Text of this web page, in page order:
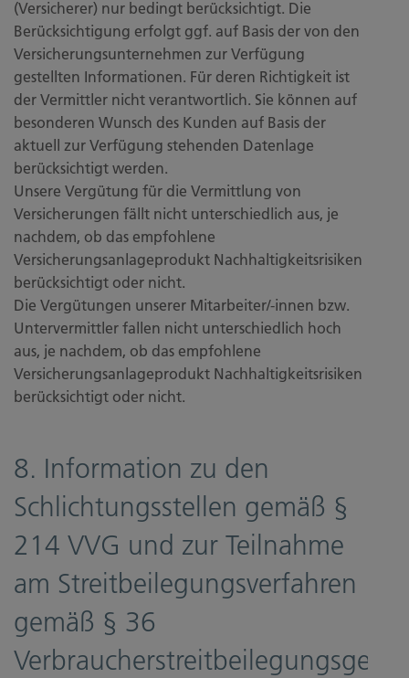
(Versicherer) nur bedingt berücksichtigt. Die
Berücksichtigung erfolgt ggf. auf Basis der von den
Versicherungsunternehmen zur Verfügung
gestellten Informationen. Für deren Richtigkeit ist
der Vermittler nicht verantwortlich. Sie können auf
besonderen Wunsch des Kunden auf Basis der
aktuell zur Verfügung stehenden Datenlage
berücksichtigt werden.
Unsere Vergütung für die Vermittlung von
Versicherungen fällt nicht unterschiedlich aus, je
nachdem, ob das empfohlene
Versicherungsanlageprodukt Nachhaltigkeitsrisiken
berücksichtigt oder nicht.
Die Vergütungen unserer Mitarbeiter/-innen bzw.
Untervermittler fallen nicht unterschiedlich hoch
aus, je nachdem, ob das empfohlene
Versicherungsanlageprodukt Nachhaltigkeitsrisiken
berücksichtigt oder nicht.
8. Information zu den
Schlichtungsstellen gemäß §
214 VVG und zur Teilnahme
am Streitbeilegungsverfahren
gemäß § 36